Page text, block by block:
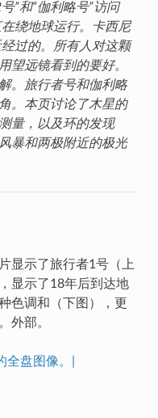
”和“伽利略号”访问
绕地球运行。卡西尼
过的。所有人对这颗
望远镜看到的要好。
。旅行者号和伽利略
。本页讨论了木星的
量，以及环的发现
暴和两极附近的极光
显示了旅行者1号（上
显示了18年后到达地
色调和（下图），更
外部。
全盘图像。|